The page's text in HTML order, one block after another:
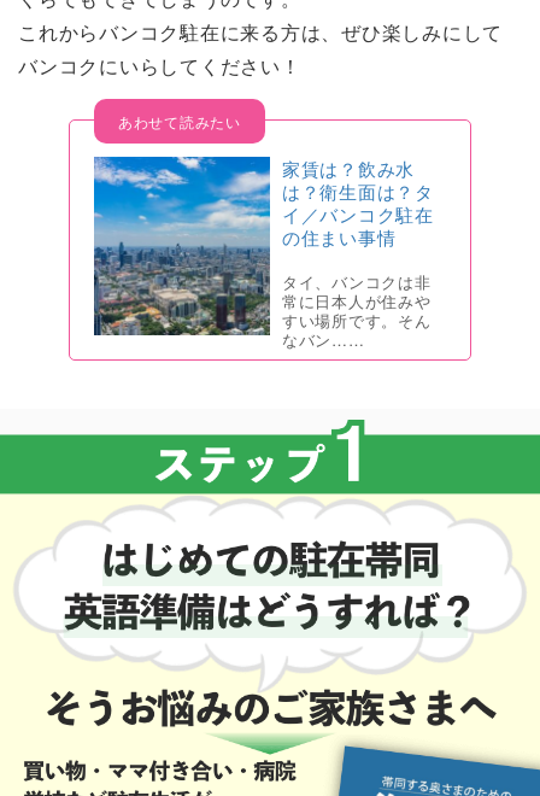
これからバンコク駐在に来る方は、ぜひ楽しみにして
バンコクにいらしてください！
家賃は？飲み水
は？衛生面は？タ
イ／バンコク駐在
の住まい事情
タイ、バンコクは非
常に日本人が住みや
すい場所です。そん
なバン……